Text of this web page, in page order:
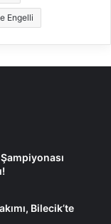
Engelli
Bilecik’te